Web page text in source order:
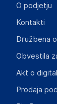
INF
Sweden
O podjetju
Kontakti
Družbena
Obvestila
Akt o
Prodaja